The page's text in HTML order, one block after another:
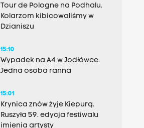
Tour de Pologne na Podhalu.
Kolarzom kibicowaliśmy w
Dzianiszu
15:10
Wypadek na A4 w Jodłówce.
Jedna osoba ranna
15:01
Krynica znów żyje Kiepurą.
Ruszyła 59. edycja festiwalu
imienia artysty